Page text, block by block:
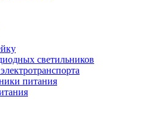
светильников
питания